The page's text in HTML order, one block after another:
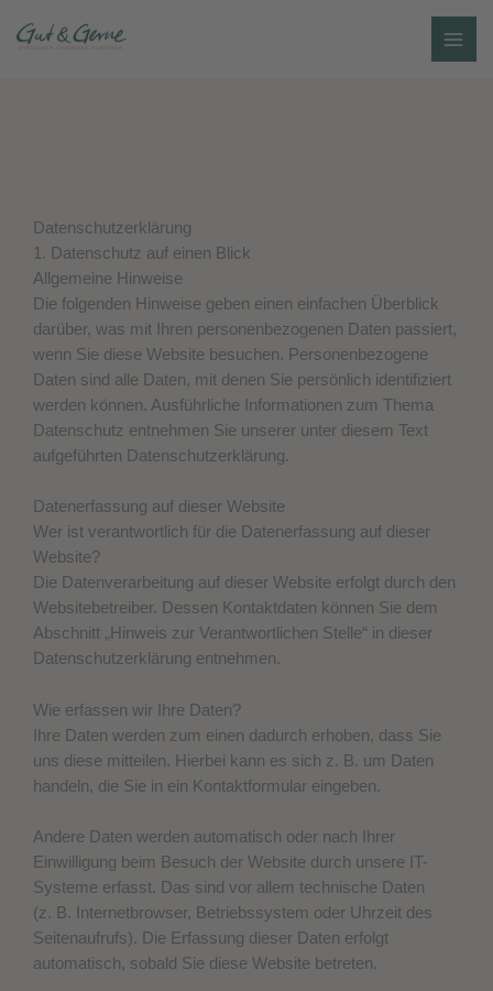
Inhalt
Datenschutz­erklärung
1. Datenschutz auf einen Blick
Allgemeine Hinweise
Die folgenden Hinweise geben einen einfachen Überblick
darüber, was mit Ihren personenbezogenen Daten passiert,
wenn Sie diese Website besuchen. Personenbezogene
Daten sind alle Daten, mit denen Sie persönlich identifiziert
werden können. Ausführliche Informationen zum Thema
Datenschutz entnehmen Sie unserer unter diesem Text
aufgeführten Datenschutzerklärung.
Datenerfassung auf dieser Website
Wer ist verantwortlich für die Datenerfassung auf dieser
Website?
Die Datenverarbeitung auf dieser Website erfolgt durch den
Websitebetreiber. Dessen Kontaktdaten können Sie dem
Abschnitt „Hinweis zur Verantwortlichen Stelle“ in dieser
Datenschutzerklärung entnehmen.
Wie erfassen wir Ihre Daten?
Ihre Daten werden zum einen dadurch erhoben, dass Sie
uns diese mitteilen. Hierbei kann es sich z. B. um Daten
handeln, die Sie in ein Kontaktformular eingeben.
Andere Daten werden automatisch oder nach Ihrer
Einwilligung beim Besuch der Website durch unsere IT-
Systeme erfasst. Das sind vor allem technische Daten
(z. B. Internetbrowser, Betriebssystem oder Uhrzeit des
Seitenaufrufs). Die Erfassung dieser Daten erfolgt
automatisch, sobald Sie diese Website betreten.